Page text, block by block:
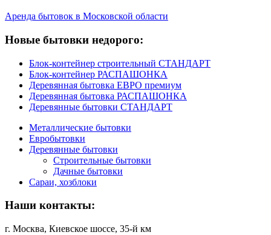
Аренда бытовок в Московской области
Новые бытовки недорого:
Блок-контейнер строительный СТАНДАРТ
Блок-контейнер РАСПАШОНКА
Деревянная бытовка ЕВРО премиум
Деревянная бытовка РАСПАШОНКА
Деревянные бытовки СТАНДАРТ
Металлические бытовки
Евробытовки
Деревянные бытовки
Строительные бытовки
Дачные бытовки
Сараи, хозблоки
Наши контакты:
г. Москва, Киевское шоссе, 35-й км